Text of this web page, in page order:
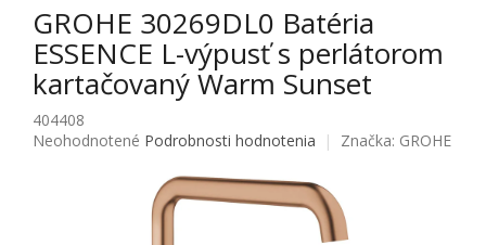
GROHE 30269DL0 Batéria
ESSENCE L-výpusť s perlátorom
kartačovaný Warm Sunset
404408
Priemerné hodnotenie produktu je 0,0 z 5 hviezdičiek.
Neohodnotené Podrobnosti hodnotenia Značka: GROHE